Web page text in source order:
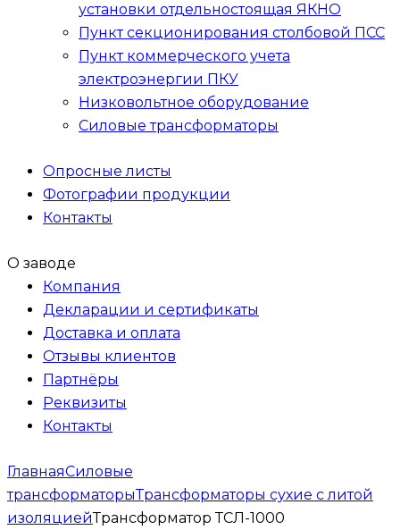
установки отдельностоящая ЯКНО
Пункт секционирования столбовой ПСС
Пункт коммерческого учета
электроэнергии ПКУ
Низковольтное оборудование
Силовые трансформаторы
Опросные листы
Фотографии продукции
Контакты
О заводе
Компания
Декларации и сертификаты
Доставка и оплата
Отзывы клиентов
Партнёры
Реквизиты
Контакты
ГлавнаяСиловые
трансформаторыТрансформаторы сухие с литой
изоляциейТрансформатор ТСЛ-1000